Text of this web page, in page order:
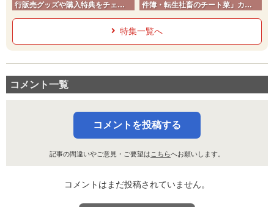
行販売グッズや購入特典をチェッ
件簿・転生社畜のチート菜」カド
特集一覧へ
コメント一覧
コメントを投稿する
記事の間違いやご意見・ご要望は こちらへお願いします。
コメントはまだ投稿されていません。